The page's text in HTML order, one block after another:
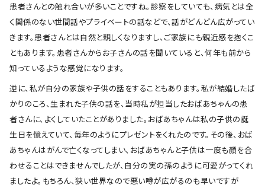
患者さんとの触れ合いが多いことですね。診察をしていても、病気とは全
く関係のない世間話やプライベートの話などで、話がどんどん広がってい
きます。患者さんとは自然と親しくなりますし、ご家族にも親近感を抱くこ
ともあります。患者さんからお子さんの話を聞いていると、何年も前から
知っているような感覚になります。
逆に、私が自分の家族や子供の話をすることもあります。私が結婚したば
かりのころ、生まれた子供の話を、当時私が担当したおばあちゃんの患
者さんに、よくしていたことがありました。おばあちゃんは私の子供の誕
生日を憶えていて、毎年のようにプレゼントをくれたのです。その後、おば
あちゃんはがんで亡くなってしまい、おばあちゃんと子供は一度も顔を合
わせることはできませんでしたが、自分の実の孫のように可愛がってくれ
ましたよ。もちろん、狭い世界なので悪い噂が広がるのも早いですが